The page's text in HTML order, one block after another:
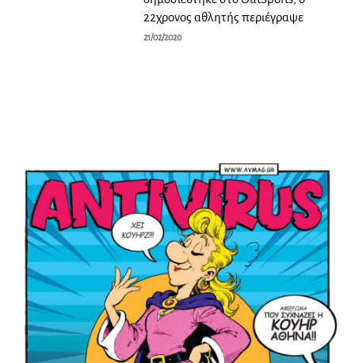
22χρονος αθλητής περιέγραψε
21/02/2020